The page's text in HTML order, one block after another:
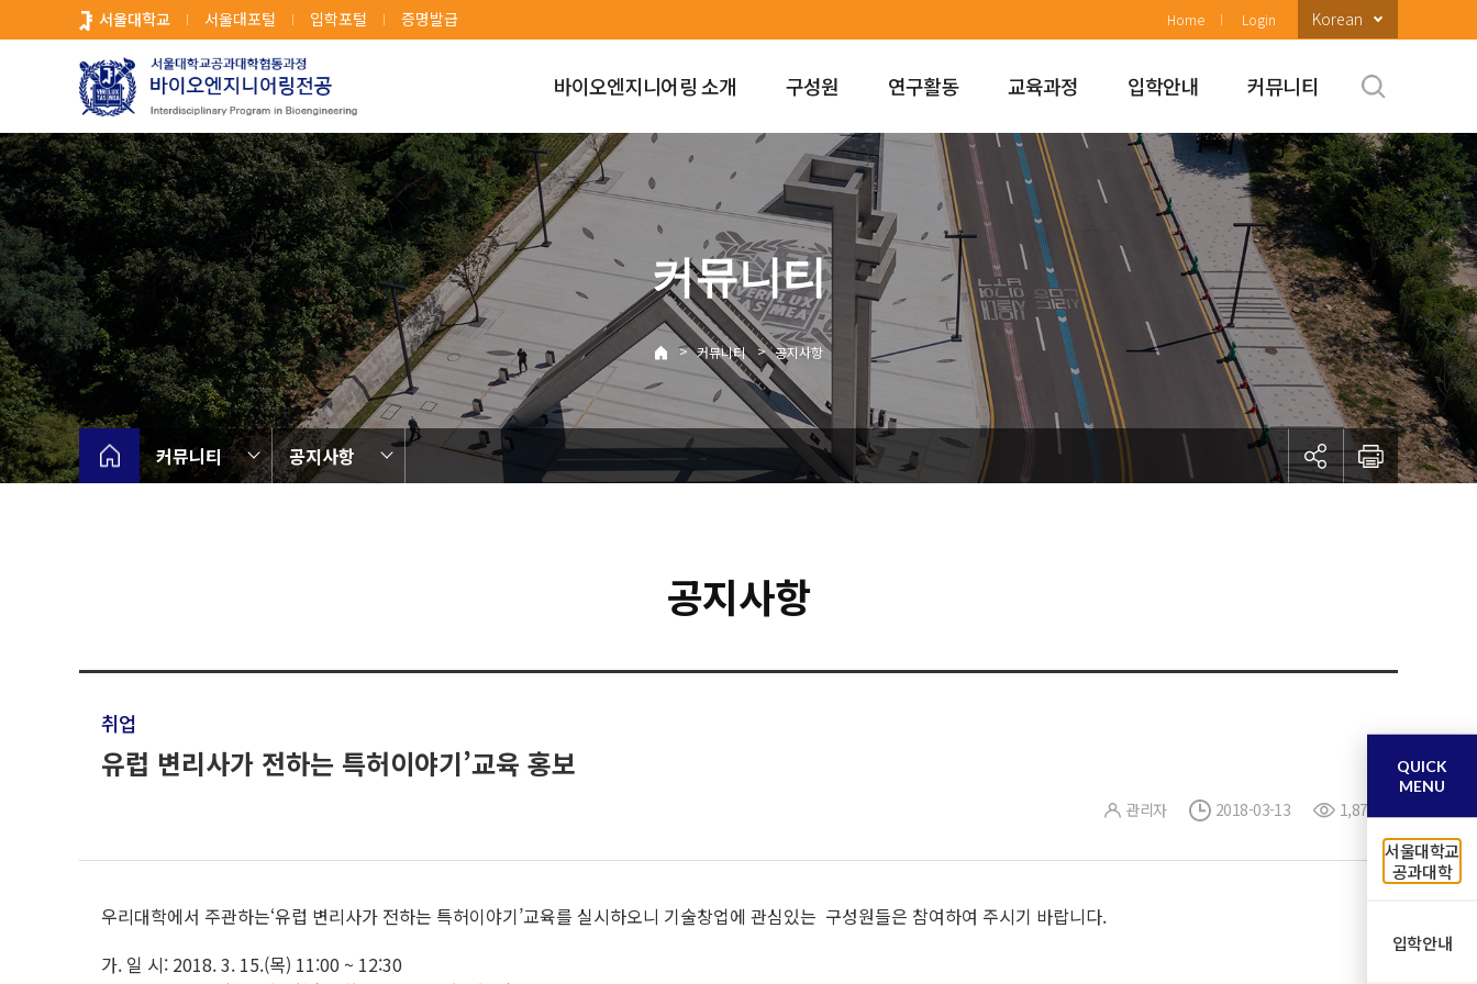
로
뉴
서울대학교 서울대포털 입학포털 증명발급 Home Login Korean
바이오엔지니어링 소개 구성원 연구활동 교육과정 입학안내 커뮤니티
커뮤니티
> 커뮤니티 > 공지사항
커뮤니티 공지사항
공지사항
취업
유럽 변리사가 전하는 특허이야기’교육 홍보
관리자 2018-03-13 1,874
우리대학에서 주관하는‘유럽 변리사가 전하는 특허이야기’교육를 실시하오니 기술창업에 관심있는 구성원들은 참여하여 주시기 바랍니다.
가. 일 시: 2018. 3. 15.(목) 11:00 ~ 12:30
QUICK
MENU
서울대학교
공과대학
입학안내